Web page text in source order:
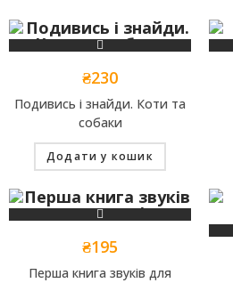
₴230
Подивись і знайди. Коти та
собаки
Додати у кошик
₴195
Перша книга звуків для